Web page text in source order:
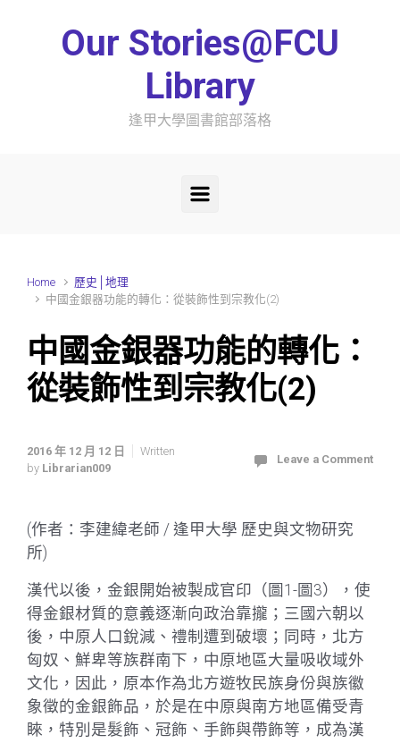
Our Stories@FCU
Library
逢甲大學圖書館部落格
Home
歷史│地理
中國金銀器功能的轉化：從裝飾性到宗教化(2)
中國金銀器功能的轉化：
從裝飾性到宗教化(2)
2016 年 12 月 12 日
Written
by Librarian009
Leave a Comment
(作者：李建緯老師 / 逢甲大學 歷史與文物研究
所)
漢代以後，金銀開始被製成官印（圖1-圖3），使
得金銀材質的意義逐漸向政治靠攏；三國六朝以
後，中原人口銳減、禮制遭到破壞；同時，北方
匈奴、鮮卑等族群南下，中原地區大量吸收域外
文化，因此，原本作為北方遊牧民族身份與族徽
象徵的金銀飾品，於是在中原與南方地區備受青
睞，特別是髮飾、冠飾、手飾與帶飾等，成為漢